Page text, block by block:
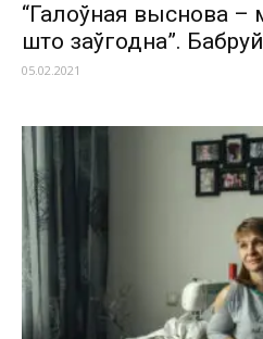
“Галоўная выснова
што заўгодна”.
05.02.2021